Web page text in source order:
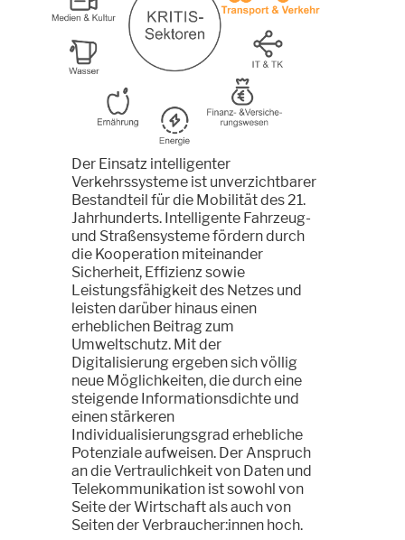
Der Einsatz intelligenter
Verkehrssysteme ist unverzichtbarer
Bestandteil für die Mobilität des 21.
Jahrhunderts. Intelligente Fahrzeug-
und Straßensysteme fördern durch
die Kooperation miteinander
Sicherheit, Effizienz sowie
Leistungsfähigkeit des Netzes und
leisten darüber hinaus einen
erheblichen Beitrag zum
Umweltschutz. Mit der
Digitalisierung ergeben sich völlig
neue Möglichkeiten, die durch eine
steigende Informationsdichte und
einen stärkeren
Individualisierungsgrad erhebliche
Potenziale aufweisen. Der Anspruch
an die Vertraulichkeit von Daten und
Telekommunikation ist sowohl von
Seite der Wirtschaft als auch von
Seiten der Verbraucher:innen hoch.